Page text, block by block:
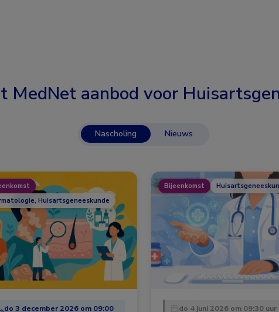
MedNet aanbod voor
Nascholing Nieuws
Huisartsgeneeskunde
do 3 december 2026 om 09:00
Bijeenkomst
do 4 juni 2026 om 09:30 uur